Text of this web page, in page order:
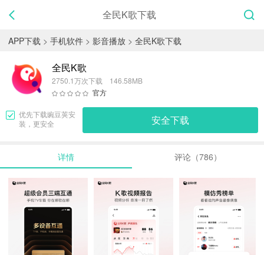
全民K歌下载
APP下载 > 手机软件 > 影音播放 > 全民K歌下载
全民K歌
2750.1万次下载 146.58MB
官方
优先下载豌豆荚安
装，更安全
安全下载
详情 评论（786）